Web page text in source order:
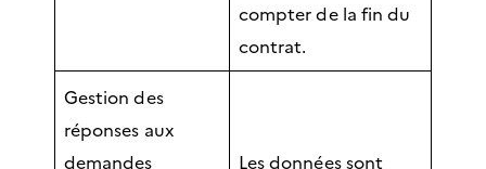
compter de la fin du
contrat.
Gestion des
réponses aux
demandes
Les données sont